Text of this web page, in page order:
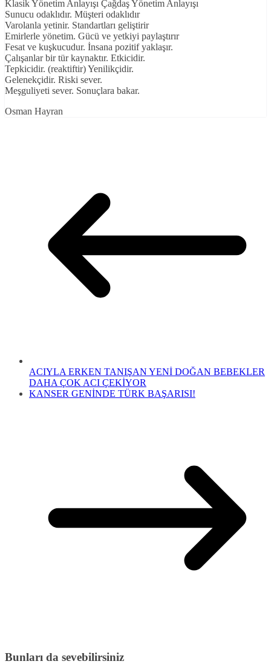
Klasik Yönetim Anlayışı Çağdaş Yönetim Anlayışı
Sunucu odaklıdır. Müşteri odaklıdır
Varolanla yetinir. Standartları geliştirir
Emirlerle yönetim. Gücü ve yetkiyi paylaştırır
Fesat ve kuşkucudur. İnsana pozitif yaklaşır.
Çalışanlar bir tür kaynaktır. Etkicidir.
Tepkicidir. (reaktiftir) Yenilikçidir.
Gelenekçidir. Riski sever.
Meşguliyeti sever. Sonuçlara bakar.
Osman Hayran
ACIYLA ERKEN TANIŞAN YENİ DOĞAN BEBEKLER
DAHA ÇOK ACI ÇEKİYOR
KANSER GENİNDE TÜRK BAŞARISI!
Bunları da sevebilirsiniz